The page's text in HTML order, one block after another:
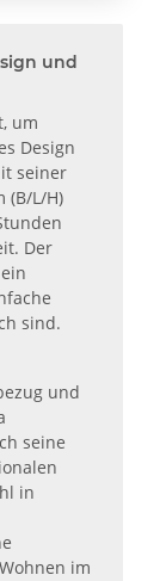
und
um
Design
seiner
(B/L/H)
Der
sind.
und
seine
in
im